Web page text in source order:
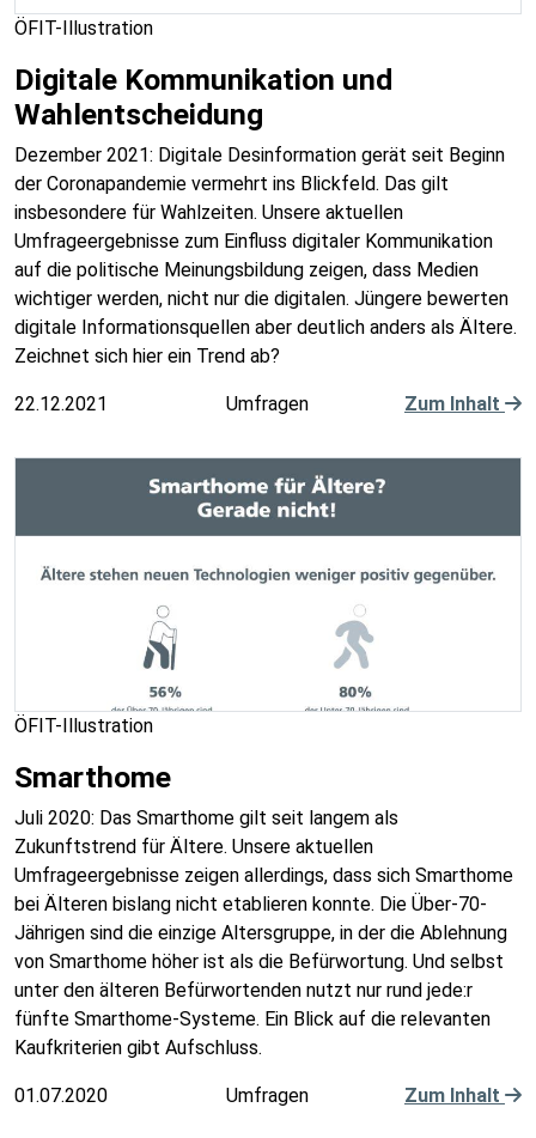
ÖFIT-Illustration
Digitale Kommunikation und
Wahlentscheidung
Dezember 2021: Digitale Desinformation gerät seit Beginn
der Coronapandemie vermehrt ins Blickfeld. Das gilt
insbesondere für Wahlzeiten. Unsere aktuellen
Umfrageergebnisse zum Einfluss digitaler Kommunikation
auf die politische Meinungsbildung zeigen, dass Medien
wichtiger werden, nicht nur die digitalen. Jüngere bewerten
digitale Informationsquellen aber deutlich anders als Ältere.
Zeichnet sich hier ein Trend ab?
22.12.2021 Umfragen Zum Inhalt
ÖFIT-Illustration
Smarthome
Juli 2020: Das Smarthome gilt seit langem als
Zukunftstrend für Ältere. Unsere aktuellen
Umfrageergebnisse zeigen allerdings, dass sich Smarthome
bei Älteren bislang nicht etablieren konnte. Die Über-70-
Jährigen sind die einzige Altersgruppe, in der die Ablehnung
von Smarthome höher ist als die Befürwortung. Und selbst
unter den älteren Befürwortenden nutzt nur rund jede:r
fünfte Smarthome-Systeme. Ein Blick auf die relevanten
Kaufkriterien gibt Aufschluss.
01.07.2020 Umfragen Zum Inhalt